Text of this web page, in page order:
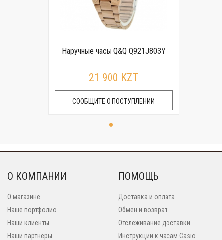
Наручные часы Q&Q Q921J803Y
21 900 KZT
СООБЩИТЕ О ПОСТУПЛЕНИИ
О КОМПАНИИ
О магазине
Наше портфолио
Наши клиенты
Наши партнеры
ПОМОЩЬ
Доставка и оплата
Обмен и возврат
Отслеживание доставки
Инструкции к часам Casio